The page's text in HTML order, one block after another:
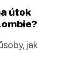
útok
jak